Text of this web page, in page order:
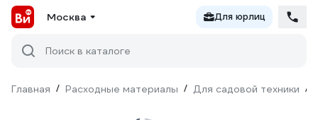
Москва Для юрлиц
Поиск в каталоге
Главная / Расходные материалы / Для садовой техники /